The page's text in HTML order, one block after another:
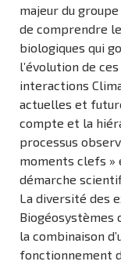
majeur du
de comprendre
biologiques qui
l’évolution de
interactions
actuelles et
compte et la
processus
moments clefs »
démarche
La diversité des
Biogéosystèmes
la combinaison
fonctionnement